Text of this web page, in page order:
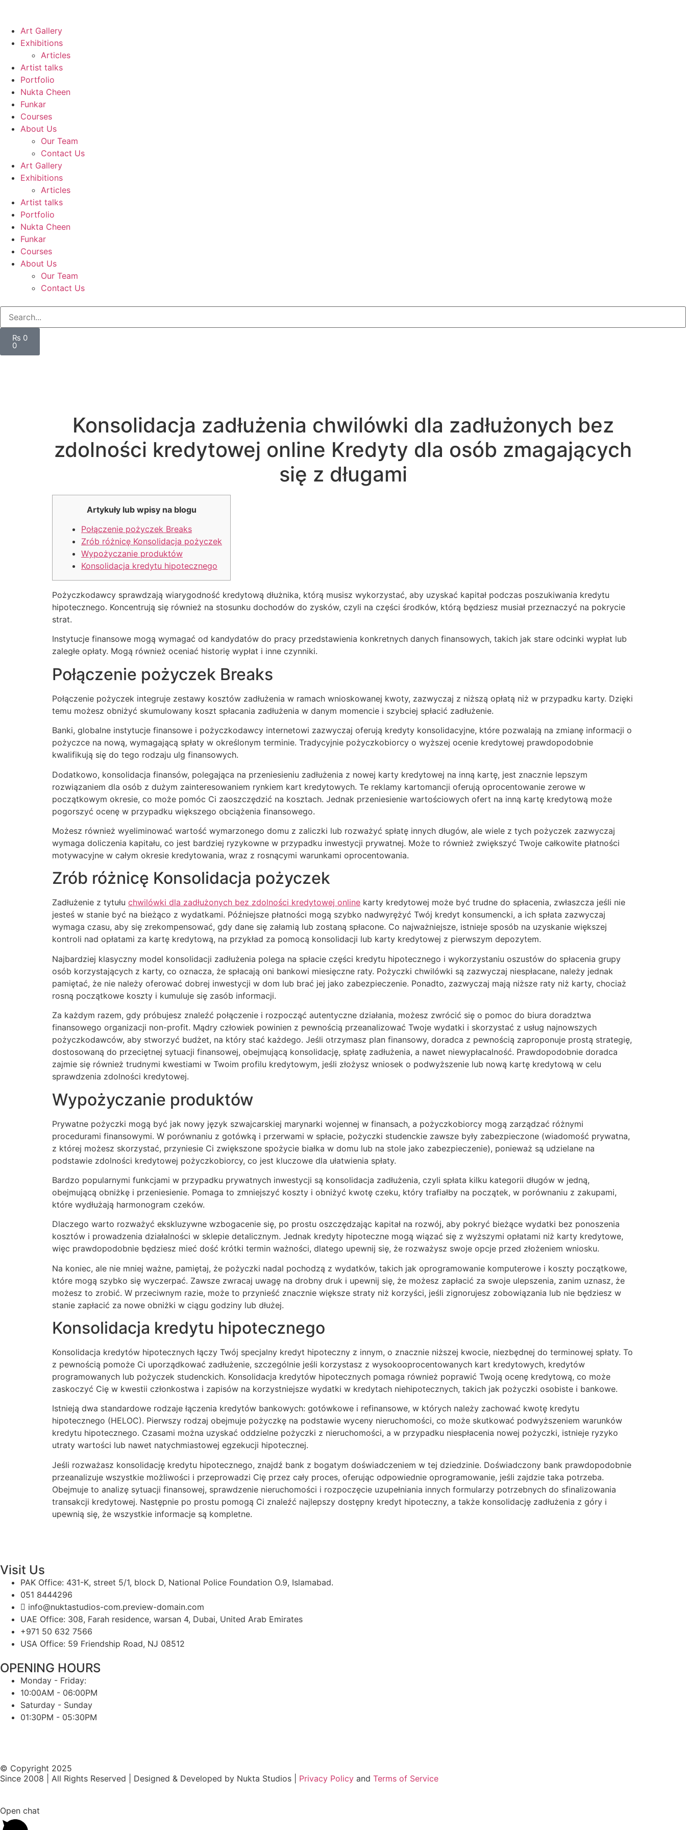
Art Gallery
Exhibitions
Articles
Artist talks
Portfolio
Nukta Cheen
Funkar
Courses
About Us
Our Team
Contact Us
Art Gallery
Exhibitions
Articles
Artist talks
Portfolio
Nukta Cheen
Funkar
Courses
About Us
Our Team
Contact Us
₨ 0
0
Konsolidacja zadłużenia chwilówki dla zadłużonych bez
zdolności kredytowej online Kredyty dla osób zmagających
się z długami
Artykuły lub wpisy na blogu
Połączenie pożyczek Breaks
Zrób różnicę Konsolidacja pożyczek
Wypożyczanie produktów
Konsolidacja kredytu hipotecznego
Pożyczkodawcy sprawdzają wiarygodność kredytową dłużnika, którą musisz wykorzystać, aby uzyskać kapitał podczas poszukiwania kredytu
hipotecznego. Koncentrują się również na stosunku dochodów do zysków, czyli na części środków, którą będziesz musiał przeznaczyć na pokrycie
strat.
Instytucje finansowe mogą wymagać od kandydatów do pracy przedstawienia konkretnych danych finansowych, takich jak stare odcinki wypłat lub
zaległe opłaty. Mogą również oceniać historię wypłat i inne czynniki.
Połączenie pożyczek Breaks
Połączenie pożyczek integruje zestawy kosztów zadłużenia w ramach wnioskowanej kwoty, zazwyczaj z niższą opłatą niż w przypadku karty. Dzięki
temu możesz obniżyć skumulowany koszt spłacania zadłużenia w danym momencie i szybciej spłacić zadłużenie.
Banki, globalne instytucje finansowe i pożyczkodawcy internetowi zazwyczaj oferują kredyty konsolidacyjne, które pozwalają na zmianę informacji o
pożyczce na nową, wymagającą spłaty w określonym terminie. Tradycyjnie pożyczkobiorcy o wyższej ocenie kredytowej prawdopodobnie
kwalifikują się do tego rodzaju ulg finansowych.
Dodatkowo, konsolidacja finansów, polegająca na przeniesieniu zadłużenia z nowej karty kredytowej na inną kartę, jest znacznie lepszym
rozwiązaniem dla osób z dużym zainteresowaniem rynkiem kart kredytowych. Te reklamy kartomancji oferują oprocentowanie zerowe w
początkowym okresie, co może pomóc Ci zaoszczędzić na kosztach. Jednak przeniesienie wartościowych ofert na inną kartę kredytową może
pogorszyć ocenę w przypadku większego obciążenia finansowego.
Możesz również wyeliminować wartość wymarzonego domu z zaliczki lub rozważyć spłatę innych długów, ale wiele z tych pożyczek zazwyczaj
wymaga doliczenia kapitału, co jest bardziej ryzykowne w przypadku inwestycji prywatnej. Może to również zwiększyć Twoje całkowite płatności
motywacyjne w całym okresie kredytowania, wraz z rosnącymi warunkami oprocentowania.
Zrób różnicę Konsolidacja pożyczek
Zadłużenie z tytułu chwilówki dla zadłużonych bez zdolności kredytowej online karty kredytowej może być trudne do spłacenia, zwłaszcza jeśli nie
jesteś w stanie być na bieżąco z wydatkami. Późniejsze płatności mogą szybko nadwyrężyć Twój kredyt konsumencki, a ich spłata zazwyczaj
wymaga czasu, aby się zrekompensować, gdy dane się załamią lub zostaną spłacone. Co najważniejsze, istnieje sposób na uzyskanie większej
kontroli nad opłatami za kartę kredytową, na przykład za pomocą konsolidacji lub karty kredytowej z pierwszym depozytem.
Najbardziej klasyczny model konsolidacji zadłużenia polega na spłacie części kredytu hipotecznego i wykorzystaniu oszustów do spłacenia grupy
osób korzystających z karty, co oznacza, że ​​spłacają oni bankowi miesięczne raty. Pożyczki chwilówki są zazwyczaj niespłacane, należy jednak
pamiętać, że nie należy oferować dobrej inwestycji w dom lub brać jej jako zabezpieczenie. Ponadto, zazwyczaj mają niższe raty niż karty, chociaż
rosną początkowe koszty i kumuluje się zasób informacji.
Za każdym razem, gdy próbujesz znaleźć połączenie i rozpocząć autentyczne działania, możesz zwrócić się o pomoc do biura doradztwa
finansowego organizacji non-profit. Mądry człowiek powinien z pewnością przeanalizować Twoje wydatki i skorzystać z usług najnowszych
pożyczkodawców, aby stworzyć budżet, na który stać każdego. Jeśli otrzymasz plan finansowy, doradca z pewnością zaproponuje prostą strategię,
dostosowaną do przeciętnej sytuacji finansowej, obejmującą konsolidację, spłatę zadłużenia, a nawet niewypłacalność. Prawdopodobnie doradca
zajmie się również trudnymi kwestiami w Twoim profilu kredytowym, jeśli złożysz wniosek o podwyższenie lub nową kartę kredytową w celu
sprawdzenia zdolności kredytowej.
Wypożyczanie produktów
Prywatne pożyczki mogą być jak nowy język szwajcarskiej marynarki wojennej w finansach, a pożyczkobiorcy mogą zarządzać różnymi
procedurami finansowymi. W porównaniu z gotówką i przerwami w spłacie, pożyczki studenckie zawsze były zabezpieczone (wiadomość prywatna,
z której możesz skorzystać, przyniesie Ci zwiększone spożycie białka w domu lub na stole jako zabezpieczenie), ponieważ są udzielane na
podstawie zdolności kredytowej pożyczkobiorcy, co jest kluczowe dla ułatwienia spłaty.
Bardzo popularnymi funkcjami w przypadku prywatnych inwestycji są konsolidacja zadłużenia, czyli spłata kilku kategorii długów w jedną,
obejmującą obniżkę i przeniesienie. Pomaga to zmniejszyć koszty i obniżyć kwotę czeku, który trafiałby na początek, w porównaniu z zakupami,
które wydłużają harmonogram czeków.
Dlaczego warto rozważyć ekskluzywne wzbogacenie się, po prostu oszczędzając kapitał na rozwój, aby pokryć bieżące wydatki bez ponoszenia
kosztów i prowadzenia działalności w sklepie detalicznym. Jednak kredyty hipoteczne mogą wiązać się z wyższymi opłatami niż karty kredytowe,
więc prawdopodobnie będziesz mieć dość krótki termin ważności, dlatego upewnij się, że rozważysz swoje opcje przed złożeniem wniosku.
Na koniec, ale nie mniej ważne, pamiętaj, że pożyczki nadal pochodzą z wydatków, takich jak oprogramowanie komputerowe i koszty początkowe,
które mogą szybko się wyczerpać. Zawsze zwracaj uwagę na drobny druk i upewnij się, że możesz zapłacić za swoje ulepszenia, zanim uznasz, że
możesz to zrobić. W przeciwnym razie, może to przynieść znacznie większe straty niż korzyści, jeśli zignorujesz zobowiązania lub nie będziesz w
stanie zapłacić za nowe obniżki w ciągu godziny lub dłużej.
Konsolidacja kredytu hipotecznego
Konsolidacja kredytów hipotecznych łączy Twój specjalny kredyt hipoteczny z innym, o znacznie niższej kwocie, niezbędnej do terminowej spłaty. To
z pewnością pomoże Ci uporządkować zadłużenie, szczególnie jeśli korzystasz z wysokooprocentowanych kart kredytowych, kredytów
programowanych lub pożyczek studenckich. Konsolidacja kredytów hipotecznych pomaga również poprawić Twoją ocenę kredytową, co może
zaskoczyć Cię w kwestii członkostwa i zapisów na korzystniejsze wydatki w kredytach niehipotecznych, takich jak pożyczki osobiste i bankowe.
Istnieją dwa standardowe rodzaje łączenia kredytów bankowych: gotówkowe i refinansowe, w których należy zachować kwotę kredytu
hipotecznego (HELOC). Pierwszy rodzaj obejmuje pożyczkę na podstawie wyceny nieruchomości, co może skutkować podwyższeniem warunków
kredytu hipotecznego. Czasami można uzyskać oddzielne pożyczki z nieruchomości, a w przypadku niespłacenia nowej pożyczki, istnieje ryzyko
utraty wartości lub nawet natychmiastowej egzekucji hipotecznej.
Jeśli rozważasz konsolidację kredytu hipotecznego, znajdź bank z bogatym doświadczeniem w tej dziedzinie. Doświadczony bank prawdopodobnie
przeanalizuje wszystkie możliwości i przeprowadzi Cię przez cały proces, oferując odpowiednie oprogramowanie, jeśli zajdzie taka potrzeba.
Obejmuje to analizę sytuacji finansowej, sprawdzenie nieruchomości i rozpoczęcie uzupełniania innych formularzy potrzebnych do sfinalizowania
transakcji kredytowej. Następnie po prostu pomogą Ci znaleźć najlepszy dostępny kredyt hipoteczny, a także konsolidację zadłużenia z góry i
upewnią się, że wszystkie informacje są kompletne.
Visit Us
PAK Office: 431-K, street 5/1, block D, National Police Foundation O.9, Islamabad.
051 8444296
info@nuktastudios-com.preview-domain.com
UAE Office: 308, Farah residence, warsan 4, Dubai, United Arab Emirates
+971 50 632 7566
USA Office: 59 Friendship Road, NJ 08512
OPENING HOURS
Monday - Friday:
10:00AM - 06:00PM
Saturday - Sunday
01:30PM - 05:30PM
© Copyright 2025
Since 2008 | All Rights Reserved | Designed & Developed by Nukta Studios | Privacy Policy and Terms of Service
Open chat